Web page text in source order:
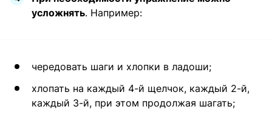
усложнять. Например:
чередовать шаги и хлопки в ладоши;
хлопать на каждый 4-й щелчок, каждый 2-й,
каждый 3-й, при этом продолжая шагать;